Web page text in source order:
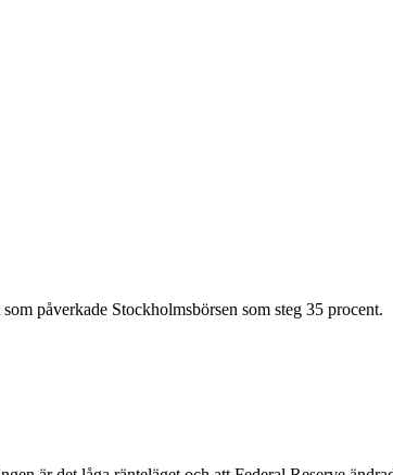
påverkade Stockholmsbörsen som steg 35 procent.